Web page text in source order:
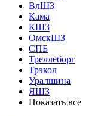
ВлШЗ
Кама
КШЗ
ОмскШЗ
СПБ
Треллеборг
Трэкол
Уралшина
ЯШЗ
Показать все